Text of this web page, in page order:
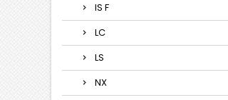
IS F
LC
LS
NX